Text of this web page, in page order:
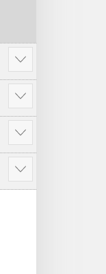
Mostrar
más
Mostrar
más
Mostrar
más
Mostrar
más